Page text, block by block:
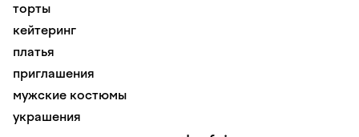
торты
кейтеринг
платья
приглашения
мужские костюмы
украшения